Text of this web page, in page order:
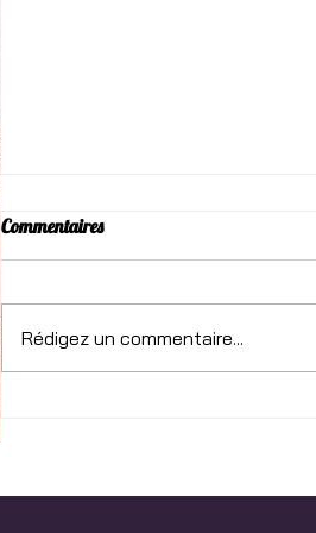
Un tango en el silencio
Commentaires
Rédigez un commentaire...